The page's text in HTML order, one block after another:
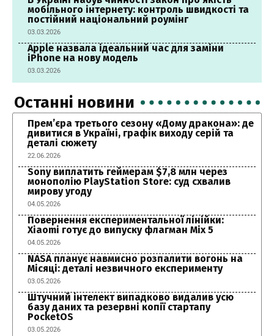
мобільного інтернету: контроль швидкості та
постійний національний роумінг
03.03.2026
Apple назвала ідеальний час для заміни
iPhone на нову модель
03.03.2026
Останні новини
Прем’єра третього сезону «Дому дракона»: де
дивитися в Україні, графік виходу серій та
деталі сюжету
22.06.2026
Sony виплатить геймерам $7,8 млн через
монополію PlayStation Store: суд схвалив
мирову угоду
04.05.2026
Повернення експериментальної лінійки:
Xiaomi готує до випуску флагман Mix 5
04.05.2026
NASA планує навмисно розпалити вогонь на
Місяці: деталі незвичного експерименту
03.05.2026
Штучний інтелект випадково видалив усю
базу даних та резервні копії стартапу
PocketOS
03.05.2026